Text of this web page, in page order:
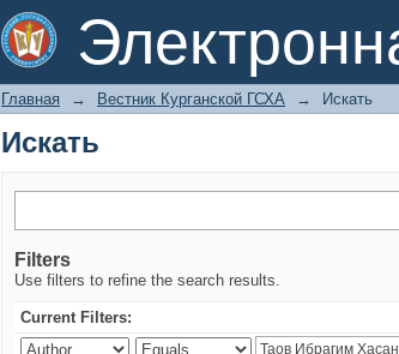
Искать
Главная → Вестник Курганской ГСХА → Искать
Искать
Filters
Use filters to refine the search results.
Current Filters: